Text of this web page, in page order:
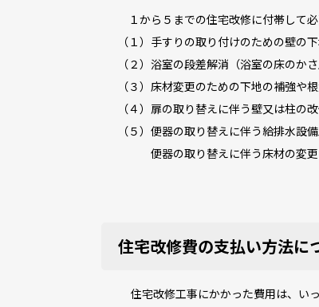
１から５までの住宅改修に付帯して
（１）手すりの取り付けのための壁の
（２）浴室の段差解消（浴室の床のか
（３）床材変更のための下地の補強や
（４）扉の取り替えに伴う壁又は柱の
（５）便器の取り替えに伴う給排水設
便器の取り替えに伴う床材の変
住宅改修費の支払い方法に
住宅改修工事にかかった費用は、い